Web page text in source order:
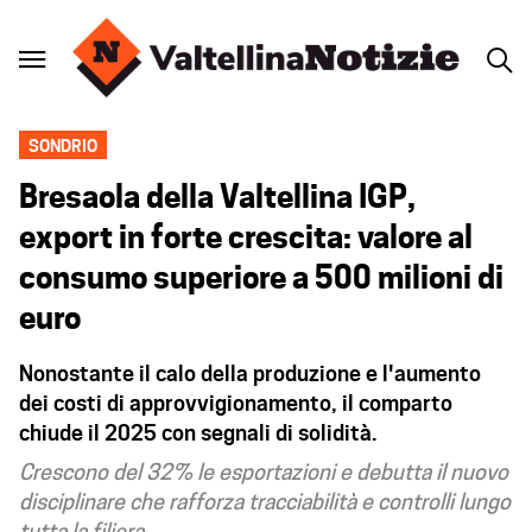
SONDRIO
Bresaola della Valtellina IGP,
export in forte crescita: valore al
consumo superiore a 500 milioni di
euro
Nonostante il calo della produzione e l'aumento
dei costi di approvvigionamento, il comparto
chiude il 2025 con segnali di solidità.
Crescono del 32% le esportazioni e debutta il nuovo
disciplinare che rafforza tracciabilità e controlli lungo